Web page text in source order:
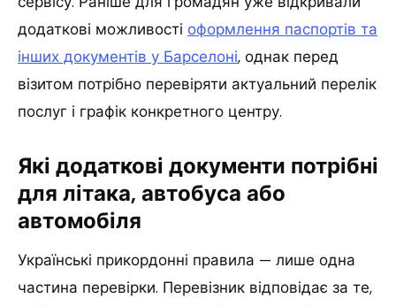
додаткові можливості оформлення паспортів та
інших документів у Барселоні, однак перед
візитом потрібно перевіряти актуальний перелік
послуг і графік конкретного центру.
Які додаткові документи потрібні
для літака, автобуса або
автомобіля
Українські прикордонні правила — лише одна
частина перевірки. Перевізник відповідає за те,